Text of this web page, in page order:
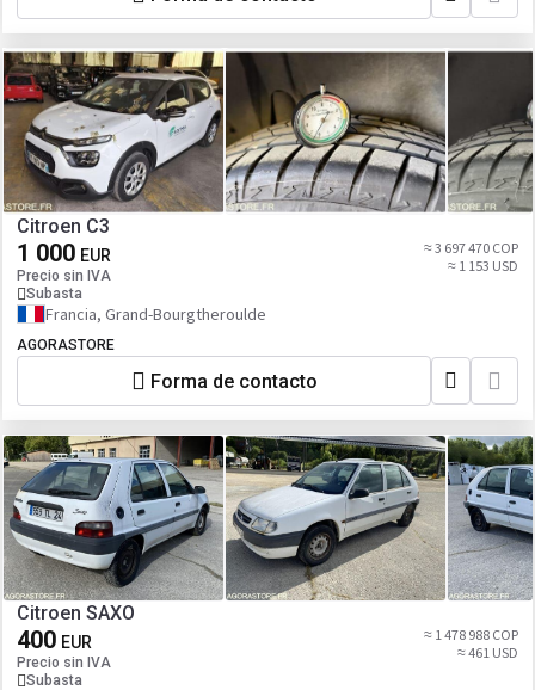
Citroen C3
1 000 EUR
Precio sin IVA
Subasta
≈ 3 697 470 COP
≈ 1 153 USD
Francia, Grand-Bourgtheroulde
AGORASTORE
Forma de contacto
Citroen SAXO
400 EUR
Precio sin IVA
Subasta
≈ 1 478 988 COP
≈ 461 USD